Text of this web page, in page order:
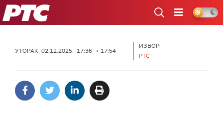
РТС
УТОРАК, 02.12.2025, 17:36 -> 17:54
ИЗВОР:
РТС